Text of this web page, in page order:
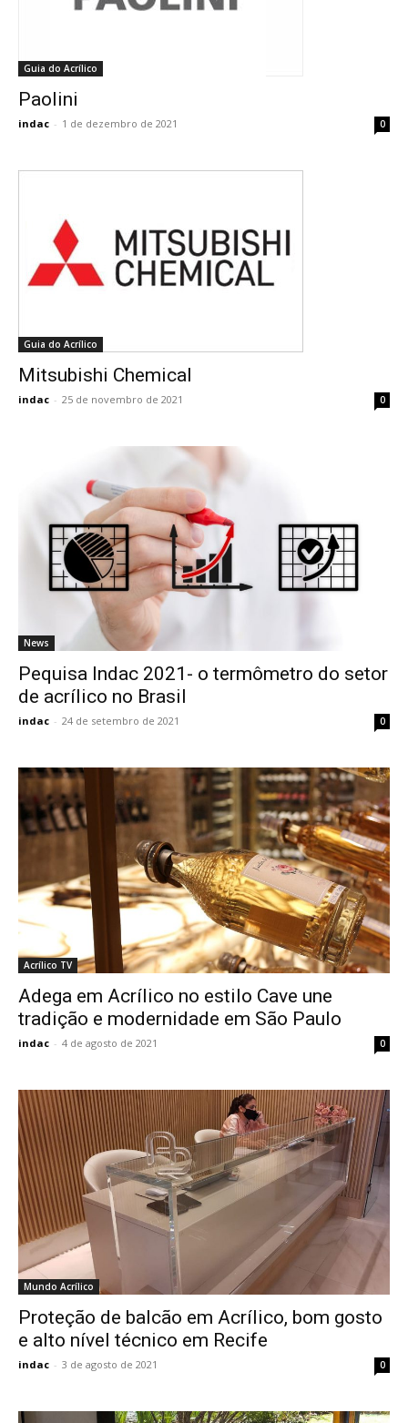
Guia do Acrílico
Paolini
indac - 1 de dezembro de 2021 0
Guia do Acrílico
Mitsubishi Chemical
indac - 25 de novembro de 2021 0
News
Pequisa Indac 2021- o termômetro do setor
de acrílico no Brasil
indac - 24 de setembro de 2021 0
Acrílico TV
Adega em Acrílico no estilo Cave une
tradição e modernidade em São Paulo
indac - 4 de agosto de 2021 0
Mundo Acrílico
Proteção de balcão em Acrílico, bom gosto
e alto nível técnico em Recife
indac - 3 de agosto de 2021 0